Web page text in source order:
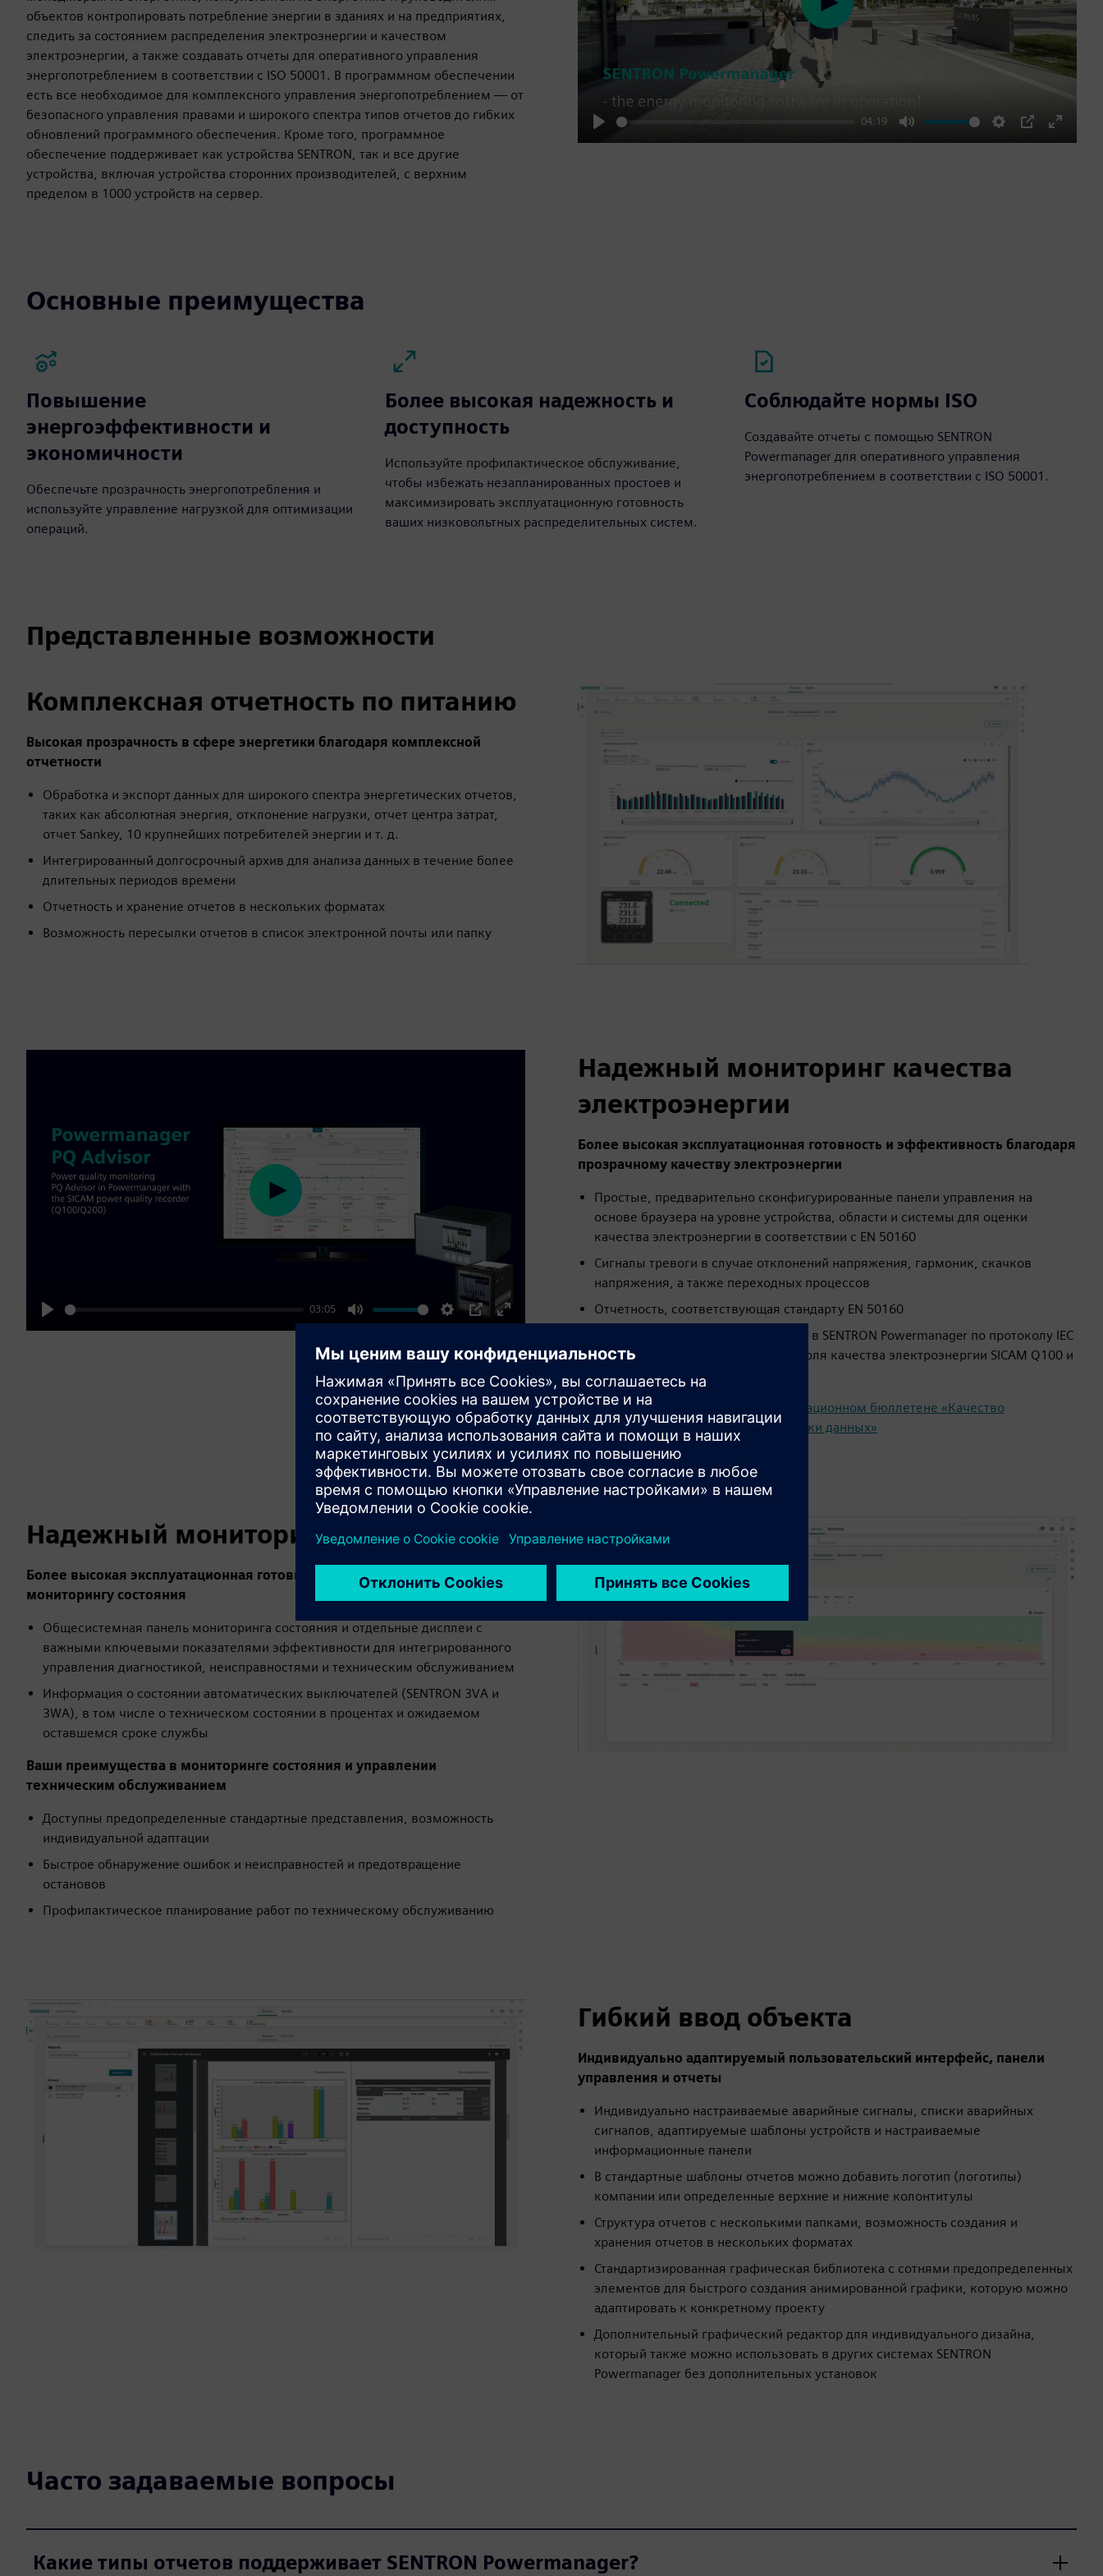
объектов контролировать потребление энергии в зданиях и на предприятиях,
следить за состоянием распределения электроэнергии и качеством
электроэнергии, а также создавать отчеты для оперативного управления
энергопотреблением в соответствии с ISO 50001. В программном обеспечении
есть все необходимое для комплексного управления энергопотреблением — от
безопасного управления правами и широкого спектра типов отчетов до гибких
обновлений программного обеспечения. Кроме того, программное
обеспечение поддерживает как устройства SENTRON, так и все другие
устройства, включая устройства сторонних производителей, с верхним
пределом в 1000 устройств на сервер.
Play
04:19
Mute Settings
PIP
Enter
Play
Основные преимущества
Повышение
энергоэффективности и
экономичности
Обеспечьте прозрачность энергопотребления и
используйте управление нагрузкой для оптимизации
операций.
Более высокая надежность и
доступность
Используйте профилактическое обслуживание,
чтобы избежать незапланированных простоев и
максимизировать эксплуатационную готовность
ваших низковольтных распределительных систем.
Соблюдайте нормы ISO
Создавайте отчеты с помощью SENTRON
Powermanager для оперативного управления
энергопотреблением в соответствии с ISO 50001.
Представленные возможности
Комплексная отчетность по питанию
Высокая прозрачность в сфере энергетики благодаря комплексной
отчетности
Обработка и экспорт данных для широкого спектра энергетических отчетов,
таких как абсолютная энергия, отклонение нагрузки, отчет центра затрат,
отчет Sankey, 10 крупнейших потребителей энергии и т. д.
Интегрированный долгосрочный архив для анализа данных в течение более
длительных периодов времени
Отчетность и хранение отчетов в нескольких форматах
Возможность пересылки отчетов в список электронной почты или папку
Play
03:05
Mute Settings
PIP
Enter
fullscreen
Play
Надежный мониторинг качества
электроэнергии
Более высокая эксплуатационная готовность и эффективность благодаря
прозрачному качеству электроэнергии
Простые, предварительно сконфигурированные панели управления на
основе браузера на уровне устройства, области и системы для оценки
качества электроэнергии в соответствии с EN 50160
Сигналы тревоги в случае отклонений напряжения, гармоник, скачков
напряжения, а также переходных процессов
Отчетность, соответствующая стандарту EN 50160
Мониторинг с помощью PQ Advisor в SENTRON Powermanager по протоколу IEC
61850 с помощью приборов контроля качества электроэнергии SICAM Q100 и
SICAM Q200
Подробнее читайте в нашем информационном бюллетене «Качество
электроэнергии для центров обработки данных»
Надежный мониторинг состояния
Более высокая эксплуатационная готовность благодаря надежному
мониторингу состояния
Общесистемная панель мониторинга состояния и отдельные дисплеи с
важными ключевыми показателями эффективности для интегрированного
управления диагностикой, неисправностями и техническим обслуживанием
Информация о состоянии автоматических выключателей (SENTRON 3VA и
3WA), в том числе о техническом состоянии в процентах и ожидаемом
оставшемся сроке службы
Ваши преимущества в мониторинге состояния и управлении
техническим обслуживанием
Доступны предопределенные стандартные представления, возможность
индивидуальной адаптации
Быстрое обнаружение ошибок и неисправностей и предотвращение
остановов
Профилактическое планирование работ по техническому обслуживанию
Гибкий ввод объекта
Индивидуально адаптируемый пользовательский интерфейс, панели
управления и отчеты
Индивидуально настраиваемые аварийные сигналы, списки аварийных
сигналов, адаптируемые шаблоны устройств и настраиваемые
информационные панели
В стандартные шаблоны отчетов можно добавить логотип (логотипы)
компании или определенные верхние и нижние колонтитулы
Структура отчетов с несколькими папками, возможность создания и
хранения отчетов в нескольких форматах
Стандартизированная графическая библиотека с сотнями предопределенных
элементов для быстрого создания анимированной графики, которую можно
адаптировать к конкретному проекту
Дополнительный графический редактор для индивидуального дизайна,
который также можно использовать в других системах SENTRON
Powermanager без дополнительных установок
Часто задаваемые вопросы
Какие типы отчетов поддерживает SENTRON Powermanager?